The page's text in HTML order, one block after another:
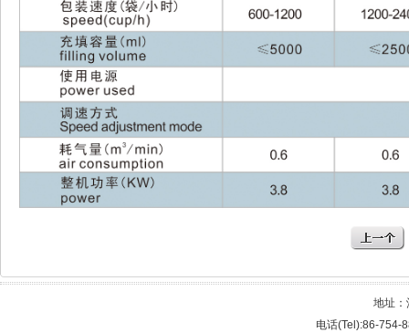
地址：
电话(Tel):86-754-